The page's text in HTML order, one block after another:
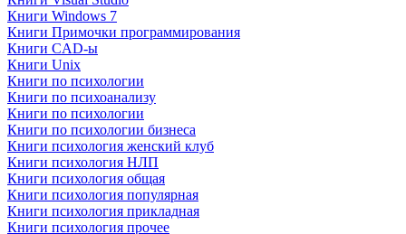
Книги Windows 7
Книги Примочки программирования
Книги CAD-ы
Книги Unix
Книги по психологии
Книги по психоанализу
Книги по психологии
Книги по психологии бизнеса
Книги психология женский клуб
Книги психология НЛП
Книги психология общая
Книги психология популярная
Книги психология прикладная
Книги психология прочее